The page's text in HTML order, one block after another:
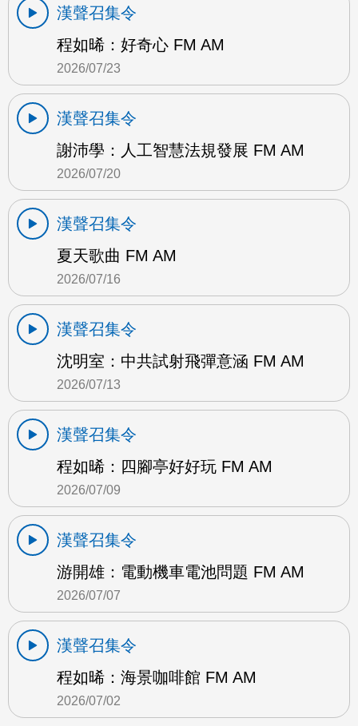
漢聲召集令
程如晞：好奇心 FM AM
2026/07/23
漢聲召集令
謝沛學：人工智慧法規發展 FM AM
2026/07/20
漢聲召集令
夏天歌曲 FM AM
2026/07/16
漢聲召集令
沈明室：中共試射飛彈意涵 FM AM
2026/07/13
漢聲召集令
程如晞：四腳亭好好玩 FM AM
2026/07/09
漢聲召集令
游開雄：電動機車電池問題 FM AM
2026/07/07
漢聲召集令
程如晞：海景咖啡館 FM AM
2026/07/02